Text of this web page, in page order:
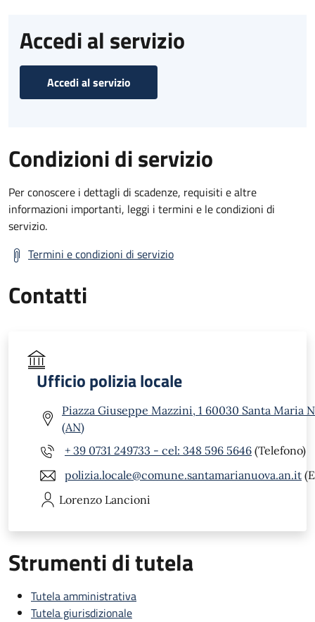
Accedi al servizio
Accedi al servizio
Condizioni di servizio
Per conoscere i dettagli di scadenze, requisiti e altre
informazioni importanti, leggi i termini e le condizioni di
servizio.
Termini e condizioni di servizio
Contatti
Ufficio polizia locale
Piazza Giuseppe Mazzini, 1 60030 Santa Maria
(AN)
+ 39 0731 249733 - cel: 348 596 5646 (Telefono)
polizia.locale@comune.santamarianuova.an.it
Lorenzo Lancioni
Strumenti di tutela
Tutela amministrativa
Tutela giurisdizionale